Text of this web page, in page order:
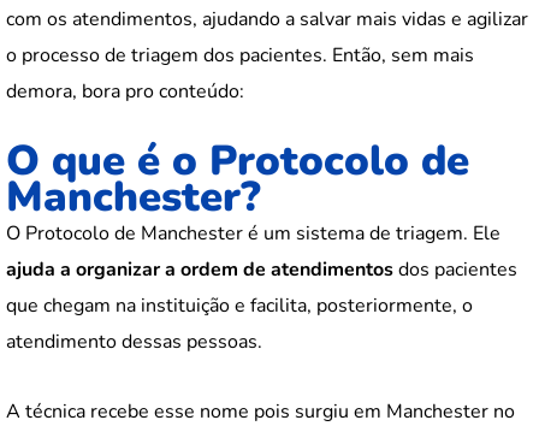
com os atendimentos, ajudando a salvar mais vidas e agilizar
o processo de triagem dos pacientes. Então, sem mais
demora, bora pro conteúdo:
O que é o Protocolo de
Manchester?
O Protocolo de Manchester é um sistema de triagem. Ele
ajuda a organizar a ordem de atendimentosdos pacientes
que chegam na instituição e facilita, posteriormente, o
atendimento dessas pessoas.
A técnica recebe esse nome pois surgiu em Manchester no